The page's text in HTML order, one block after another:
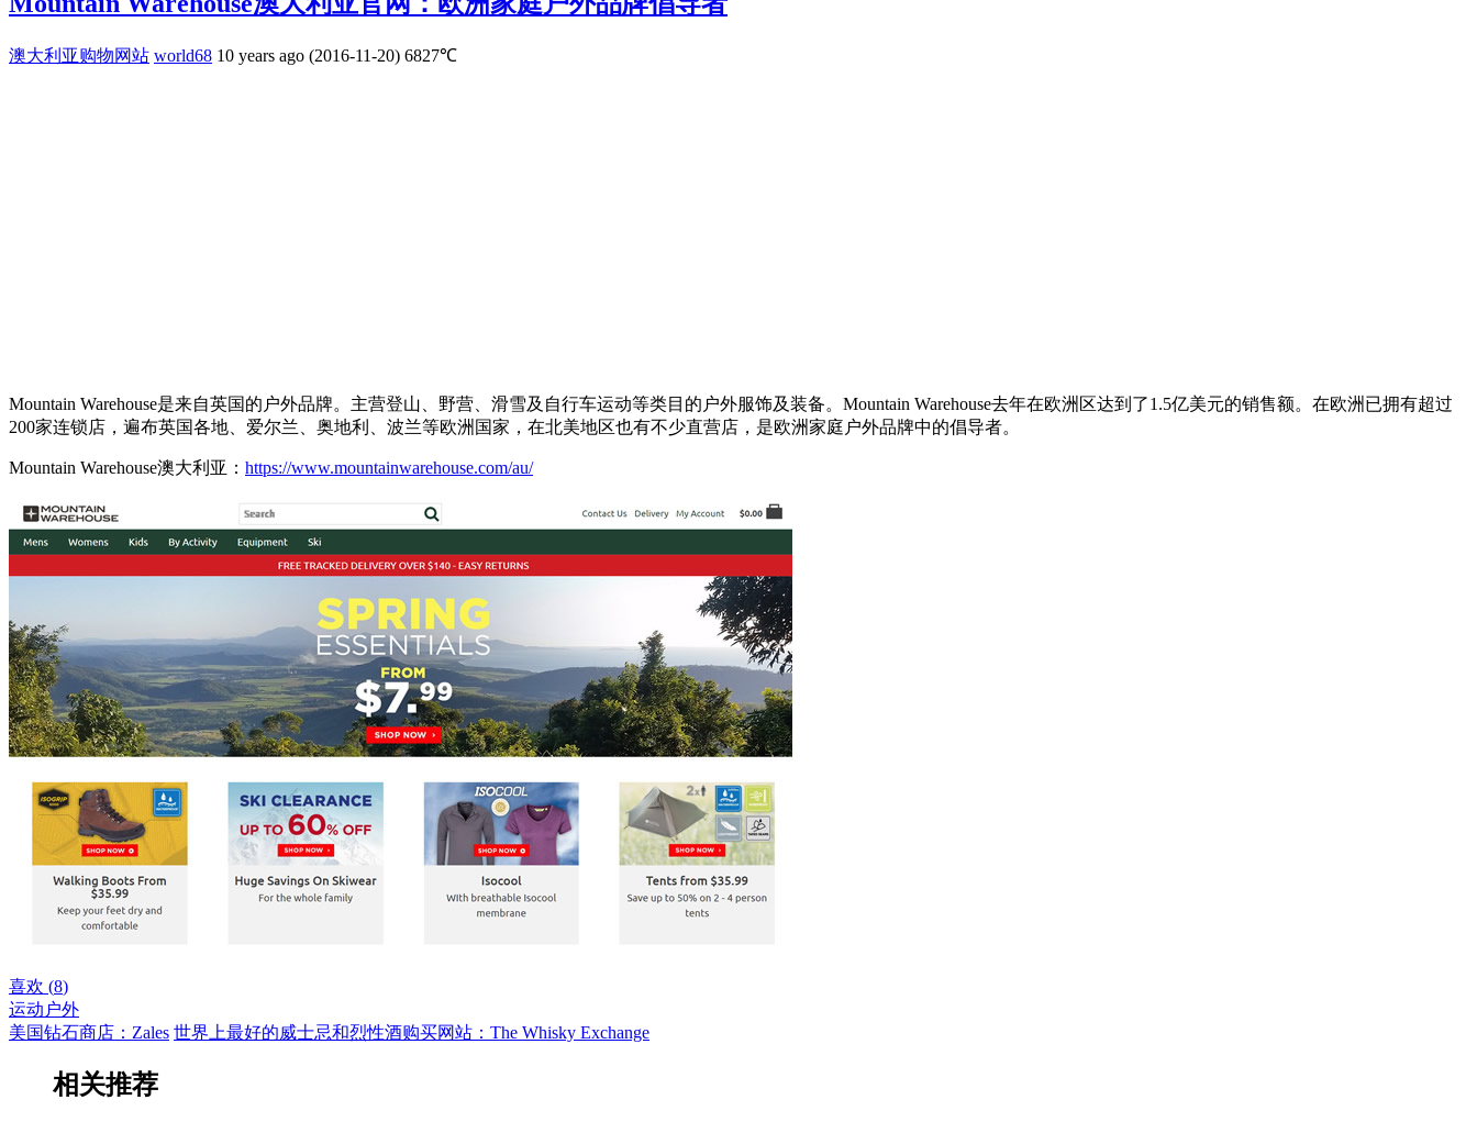
澳大利亚购物网站 world68 10 years ago (2016-11-20) 6827℃
Mountain Warehouse是来自英国的户外品牌。主营登山、野营、滑雪及自行车运动等类目的户外服饰及装备。Mountain Warehouse去年在欧洲区达到了1.5亿美元的销售额。在欧洲已拥有超过
200家连锁店，遍布英国各地、爱尔兰、奥地利、波兰等欧洲国家，在北美地区也有不少直营店，是欧洲家庭户外品牌中的倡导者。
Mountain Warehouse澳大利亚： https://www.mountainwarehouse.com/au/
喜欢 (8)
运动户外
美国钻石商店：Zales 世界上最好的威士忌和烈性酒购买网站：The Whisky Exchange
相关推荐